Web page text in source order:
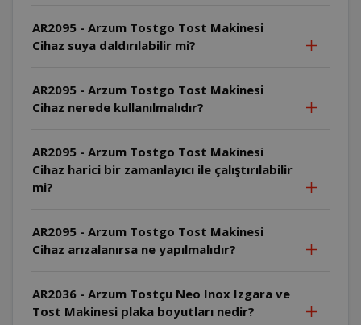
AR2095 - Arzum Tostgo Tost Makinesi
Cihaz suya daldırılabilir mi?
AR2095 - Arzum Tostgo Tost Makinesi
Cihaz nerede kullanılmalıdır?
AR2095 - Arzum Tostgo Tost Makinesi
Cihaz harici bir zamanlayıcı ile çalıştırılabilir
mi?
AR2095 - Arzum Tostgo Tost Makinesi
Cihaz arızalanırsa ne yapılmalıdır?
AR2036 - Arzum Tostçu Neo Inox Izgara ve
Tost Makinesi plaka boyutları nedir?